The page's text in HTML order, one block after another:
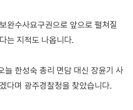
완수사요구권으로 앞으로 펼쳐질
는 지적도 나옵니다.
늘 한성숙 총리 면담 대신 장윤기 사
다며 광주경찰청을 찾았습니다.